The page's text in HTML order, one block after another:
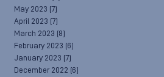
May 2023 (7)
April 2023 (7)
March 2023 (8)
February 2023 (6)
January 2023 (7)
December 2022 (6)